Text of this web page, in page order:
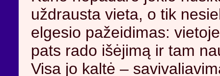
uždrausta vieta, o tik
elgesio pažeidimas:
pats rado išėjimą ir tam
Visa jo kaltė –